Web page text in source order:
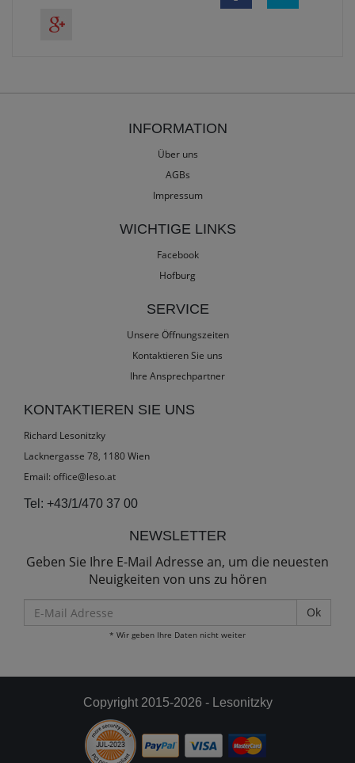
INFORMATION
Über uns
AGBs
Impressum
WICHTIGE LINKS
Facebook
Hofburg
SERVICE
Unsere Öffnungszeiten
Kontaktieren Sie uns
Ihre Ansprechpartner
KONTAKTIEREN SIE UNS
Richard Lesonitzky
Lacknergasse 78, 1180 Wien
Email: office@leso.at
Tel: +43/1/470 37 00
NEWSLETTER
Geben Sie Ihre E-Mail Adresse an, um die neuesten
Neuigkeiten von uns zu hören
Mail
Adresse
* Wir geben Ihre Daten nicht weiter
Copyright 2015-2026 - Lesonitzky